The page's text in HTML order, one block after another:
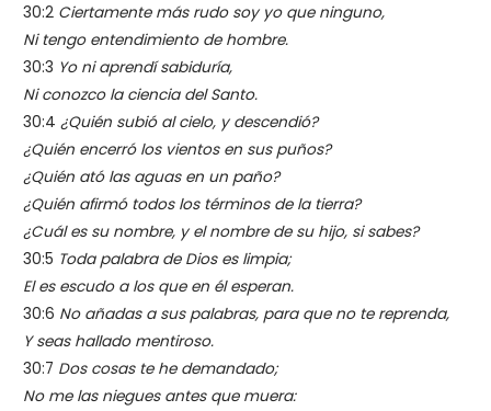
30:2 Ciertamente más rudo soy yo que ninguno,
Ni tengo entendimiento de hombre.
30:3 Yo ni aprendí sabiduría,
Ni conozco la ciencia del Santo.
30:4¿Quién subió al cielo, y descendió?
¿Quién encerró los vientos en sus puños?
¿Quién ató las aguas en un paño?
¿Quién afirmó todos los términos de la tierra?
¿Cuál es su nombre, y el nombre de su hijo, si sabes?
30:5 Toda palabra de Dios es limpia;
El es escudo a los que en él esperan.
30:6 No añadas a sus palabras, para que no te reprenda,
Y seas hallado mentiroso.
30:7 Dos cosas te he demandado;
No me las niegues antes que muera: